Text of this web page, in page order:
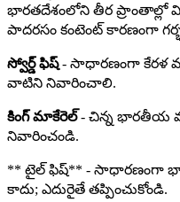
భారతదేశంలోని తీర ప్రాంతాల్లో
పాదరసం కంటెంట్ కారణంగా
స్వోర్డ్ ఫిష్- సాధారణంగా కేరళ
వాటిని నివారించాలి.
కింగ్ మాకేరెల్- చిన్న భారతీయ
నివారించండి.
** టైల్ ఫిష్** - సాధారణంగా
కాదు; ఎదురైతే తప్పించుకోండి.